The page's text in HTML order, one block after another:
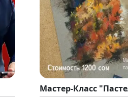
Мастер-Класс